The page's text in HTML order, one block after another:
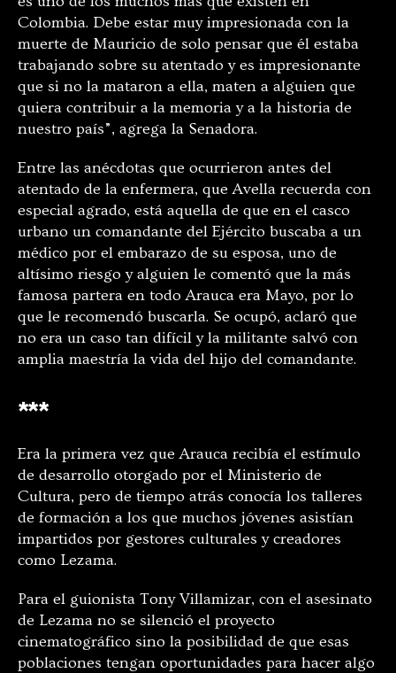
Colombia. Debe estar muy impresionada con la
muerte de Mauricio de solo pensar que él estaba
trabajando sobre su atentado y es impresionante
que si no la mataron a ella, maten a alguien que
quiera contribuir a la memoria y a la historia de
nuestro país”, agrega la Senadora.
Entre las anécdotas que ocurrieron antes del
atentado de la enfermera, que Avella recuerda con
especial agrado, está aquella de que en el casco
urbano un comandante del Ejército buscaba a un
médico por el embarazo de su esposa, uno de
altísimo riesgo y alguien le comentó que la más
famosa partera en todo Arauca era Mayo, por lo
que le recomendó buscarla. Se ocupó, aclaró que
no era un caso tan difícil y la militante salvó con
amplia maestría la vida del hijo del comandante.
***
Era la primera vez que Arauca recibía el estímulo
de desarrollo otorgado por el Ministerio de
Cultura, pero de tiempo atrás conocía los talleres
de formación a los que muchos jóvenes asistían
impartidos por gestores culturales y creadores
como Lezama.
Para el guionista Tony Villamizar, con el asesinato
de Lezama no se silenció el proyecto
cinematográfico sino la posibilidad de que esas
poblaciones tengan oportunidades para hacer algo